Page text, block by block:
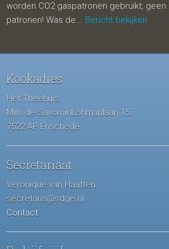
worden CO2 gaspatronen gebruikt, geen
patronen! Was de... Bericht bekijken
Kookadres
Het Theehuis
Min. de SavorninLohmanlaan 15
7522 AP Enschede
Secretariaat
Veronique van Haaften
secretaris@sdge.nl
Contact